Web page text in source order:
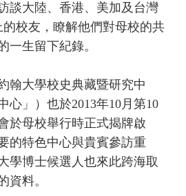
談大陸、香港、美加及台灣
的校友，瞭解他們對母校的共
一生留下紀錄。
大學校史典藏暨研究中
心」）也於2013年10月第10
於母校舉行時正式揭牌啟
的特色中心與貴賓參訪重
學博士候選人也來此跨海取
資料。